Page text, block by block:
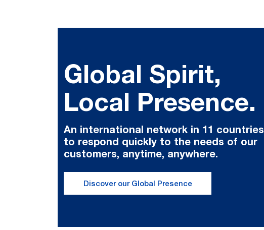
Global Spirit,
Local Presence.
An international network in 11 countries
to respond quickly to the needs of our
customers, anytime, anywhere.
Discover our Global Presence